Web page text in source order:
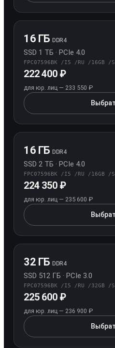
16 ГБDDR4
SSD 1 ТБ · PCIe 4.0
FPC07596BK /I5 /RU /16GB /
222 400 ₽
для юр. лиц — 233 550 ₽
16 ГБDDR4
SSD 2 ТБ · PCIe 4.0
FPC07596BK /I5 /RU /16GB /
224 350 ₽
для юр. лиц — 235 600 ₽
32 ГБDDR4
SSD 512 ГБ · PCIe 3.0
FPC07596BK /I5 /RU /32GB /
225 600 ₽
для юр. лиц — 236 900 ₽